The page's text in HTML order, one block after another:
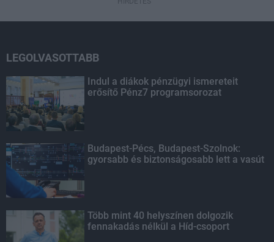
LEGOLVASOTTABB
Indul a diákok pénzügyi ismereteit
erősítő Pénz7 programsorozat
Budapest-Pécs, Budapest-Szolnok:
gyorsabb és biztonságosabb lett a vasút
Több mint 40 helyszínen dolgozik
fennakadás nélkül a Híd-csoport